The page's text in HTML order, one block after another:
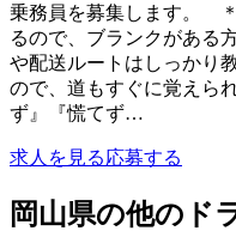
乗務員を募集します。
るので、ブランクがあ
や配送ルートはしっかり
ので、道もすぐに覚え
ず』『慌てず…
求人を見る応募する
岡山県の他のド